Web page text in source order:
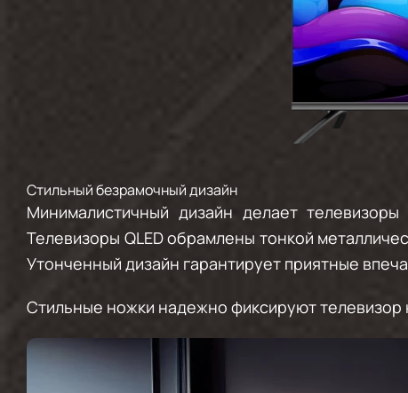
Стильный безрамочный дизайн
Минималистичный дизайн делает
Телевизоры QLED обрамлены тонкой
Утонченный дизайн гарантирует приятные
Стильные ножки надежно фиксируют телевизор